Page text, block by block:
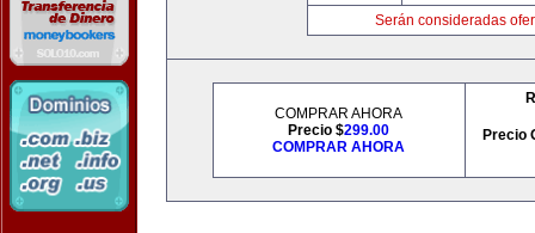
Serán consideradas
COMPRAR AHORA
Precio $299.00
COMPRAR AHORA
Precio